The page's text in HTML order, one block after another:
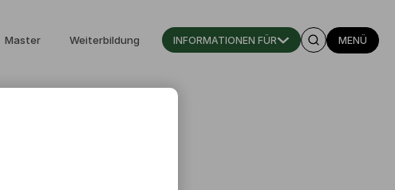
Master Weiterbildung INFORMATIONEN FÜR MENÜ